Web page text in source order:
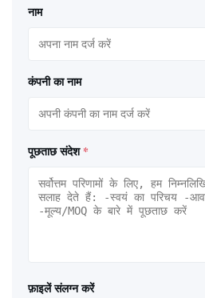
नाम
कंपनी का नाम
पूछताछ संदेश *
फ़ाइलें संलग्न करें